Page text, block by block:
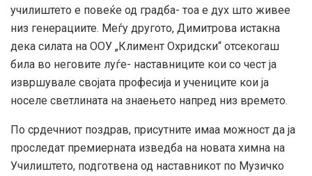
училиштето е повеќе од градба- тоа е дух што живее
низ генерациите. Меѓу другото, Димитрова истакна
дека силата на ООУ „Климент Охридски“ отсекогаш
била во неговите луѓе- наставниците кои со чест ја
извршувале својата професија и учениците кои ја
носеле светлината на знаењето напред низ времето.
По срдечниот поздрав, присутните имаа можност да ја
проследат премиерната изведба на новата химна на
Училиштето, подготвена од наставникот по Музичко